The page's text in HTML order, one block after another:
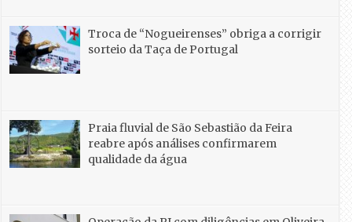
Troca de “Nogueirenses” obriga a corrigir
sorteio da Taça de Portugal
Praia fluvial de São Sebastião da Feira
reabre após análises confirmarem
qualidade da água